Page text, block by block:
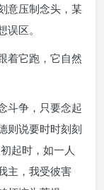
意压制念头，某
区。
着它跑，它自然
斗争，只要念起
则说要时时刻刻
起时，如一人
主，我受彼害